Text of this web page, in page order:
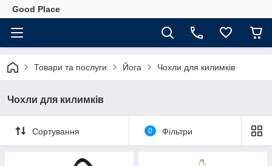
Good Place
Товари та послуги Йога Чохли для килимків
Чохли для килимків
Сортування 0 Фільтри